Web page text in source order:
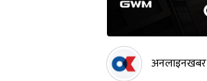
अनलाइनखबर